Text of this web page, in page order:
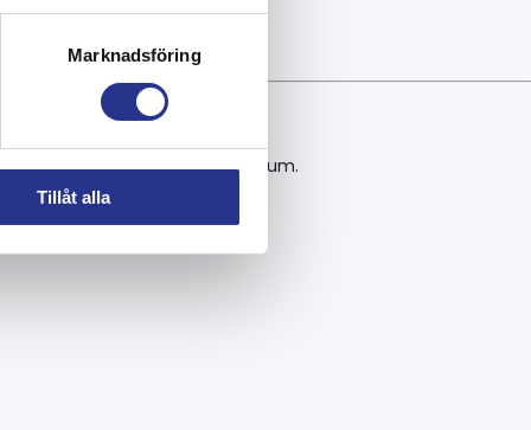
Marknadsföring
Tillåt alla
FREEPIK, i tidningen Ytforum.